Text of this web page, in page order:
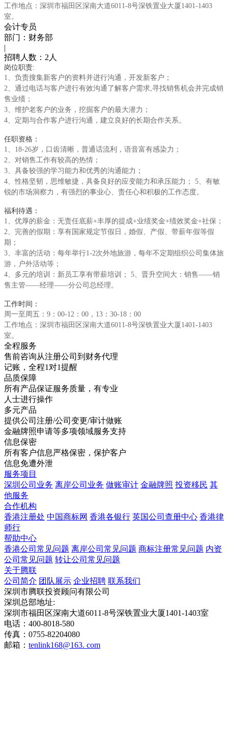
工作地点：深圳市福田区深南大道6011-8号深铁置业大厦1401-1403
室。
会计专员
部门：财务部
|
招聘人数： 2人
岗位职责:
1、负责搜集新客户的资料并进行沟通，开发新客户；
2、通过电话与客户进行有效沟通了解客户需求,寻找销售机会并完成销
售业绩；
3、维护老客户的业务，挖掘客户的最大潜力；
4、定期与合作客户进行沟通，建立良好的长期合作关系。
任职资格：
1、18-26岁，口齿清晰，普通话流利，语音富有感染力；
2、对销售工作有较高的热情；
3、具备较强的学习能力和优秀的沟通能力；
4、性格坚韧，思维敏捷，具备良好的应变能力和承压能力； 5、有敏
锐的市场洞察力，有强烈的事业心、责任心和积极的工作态度。
福利待遇：
1、优厚的薪金：无责任底薪+丰厚的提成+业绩奖金+绩效奖金+社保；
2、完善的假期：享有国家规定节假日，婚假、产假、带薪年假等假
期；
3、丰富的活动：每年举行1-2次外地旅游，每年不定期组织公司集体旅
游，户外活动等；
4、多元的培训：新员工享有带薪培训； 5、晋升空间大：销售——销
售主管——经理——分公司总经理。
工作时间：
周一至周五：9：00-12：00，13：30-18：00
工作地点：深圳市福田区深南大道6011-8号深铁置业大厦1401-1403
室。
全程服务
售前咨询从注册公司到财务代理
记账，全程1对1提醒
品质保障
所有产品保证服务质量，有专业
人士进行操作
多元产品
提供公司注册/公司变更/审计做账
金融牌照申请等多项领域服务支持
信息保密
所有客户信息严格保密，保护客户
信息免遭外泄
服务项目
深圳公司业务 离岸公司业务 做账审计 金融牌照 投资移民 其
他服务
合作机构
香港注册处 中国商标网 香港各银行 英国公司查册中心 香港律
师行
帮助中心
香港公司常见问题 离岸公司常见问题 商标注册常见问题 内资
公司常见问题 转让公司常见问题
关于腾联
公司简介 团队展示 企业招聘 联系我们
深圳市腾联投资顾问有限公司
深圳总部地址:
深圳市福田区深南大道6011-8号深铁置业大厦1401-1403室
电话：400-8018-580
传真：0755-82204080
邮箱： tenlink168@163. com